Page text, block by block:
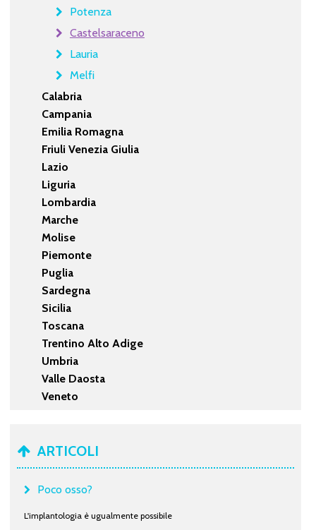
Potenza
Castelsaraceno
Lauria
Melfi
Calabria
Campania
Emilia Romagna
Friuli Venezia Giulia
Lazio
Liguria
Lombardia
Marche
Molise
Piemonte
Puglia
Sardegna
Sicilia
Toscana
Trentino Alto Adige
Umbria
Valle Daosta
Veneto
ARTICOLI
Poco osso?
L'implantologia è ugualmente possibile